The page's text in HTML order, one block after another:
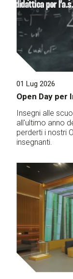
01 Lug 2026
Open Day per
Insegni alle
all'ultimo anno
perderti i nostri
insegnanti.